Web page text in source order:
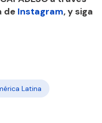
de Instagram, y siga
Latina